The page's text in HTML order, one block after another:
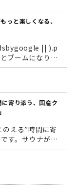
ドサウナ「ウェ
ンランドサウ
し発生させるこ
減してくれるそ
ンも発生され、
っと楽しくなる、
|| ).p
ブームになりつ
一方で、「サウ
でしょうか。サ
り方やポイント
サウナがもっと
」をピックアッ
寄り添う、国産ク
える”時間に寄
す。サウナが好
。読書時間や、
トレスや疲れを
洋のハーブやス